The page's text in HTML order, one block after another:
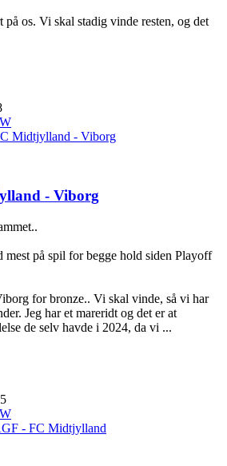
på os. Vi skal stadig vinde resten, og det
Midtjylland - Viborg
- Viborg
mest på spil for begge hold siden Playoff
for bronze.. Vi skal vinde, så vi har
Jeg har et mareridt og det er at
de selv havde i 2024, da vi ...
- FC Midtjylland